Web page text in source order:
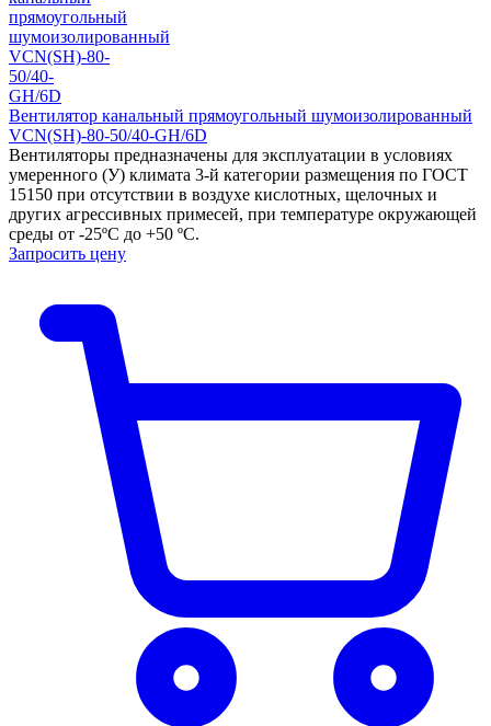
Вентилятор канальный прямоугольный шумоизолированный
VCN(SH)-80-50/40-GH/6D
Вентиляторы предназначены для эксплуатации в условиях
умеренного (У) климата 3-й категории размещения по ГОСТ
15150 при отсутствии в воздухе кислотных, щелочных и
других агрессивных примесей, при температуре окружающей
среды от -25ºС до +50 ºС.
Запросить цену